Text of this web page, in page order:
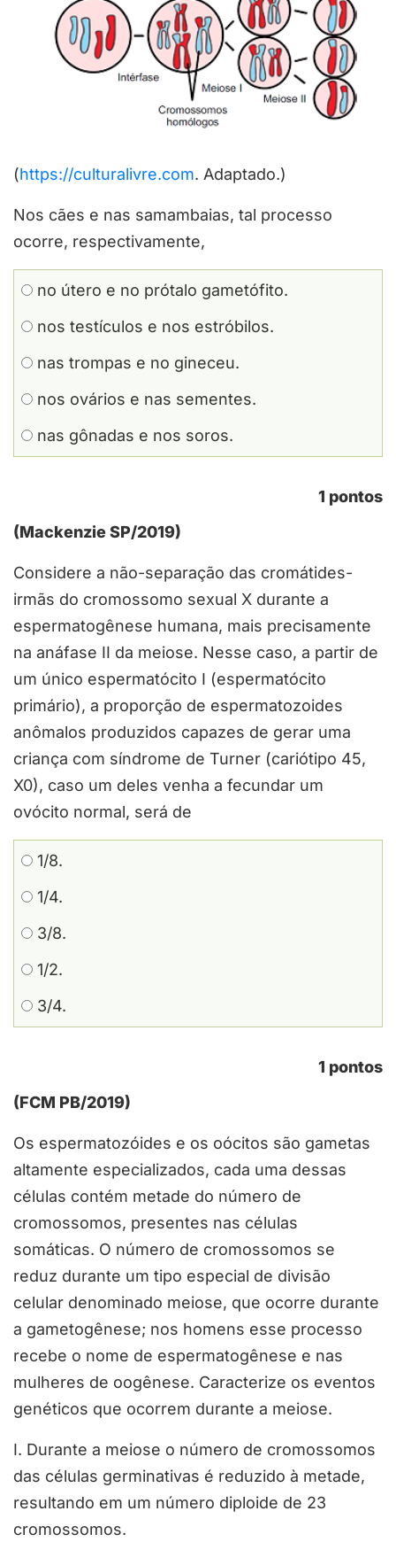
(https://culturalivre.com. Adaptado.)
Nos cães e nas samambaias, tal processo
ocorre, respectivamente,
no útero e no prótalo gametófito.
nos testículos e nos estróbilos.
nas trompas e no gineceu.
nos ovários e nas sementes.
nas gônadas e nos soros.
1 pontos
(Mackenzie SP/2019)
Considere a não-separação das cromátides-
irmãs do cromossomo sexual X durante a
espermatogênese humana, mais precisamente
na anáfase II da meiose. Nesse caso, a partir de
um único espermatócito I (espermatócito
primário), a proporção de espermatozoides
anômalos produzidos capazes de gerar uma
criança com síndrome de Turner (cariótipo 45,
X0), caso um deles venha a fecundar um
ovócito normal, será de
1/8.
1/4.
3/8.
1/2.
3/4.
1 pontos
(FCM PB/2019)
Os espermatozóides e os oócitos são gametas
altamente especializados, cada uma dessas
células contém metade do número de
cromossomos, presentes nas células
somáticas. O número de cromossomos se
reduz durante um tipo especial de divisão
celular denominado meiose, que ocorre durante
a gametogênese; nos homens esse processo
recebe o nome de espermatogênese e nas
mulheres de oogênese. Caracterize os eventos
genéticos que ocorrem durante a meiose.
I. Durante a meiose o número de cromossomos
das células germinativas é reduzido à metade,
resultando em um número diploide de 23
cromossomos.